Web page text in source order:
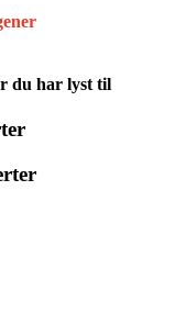
du har lyst til